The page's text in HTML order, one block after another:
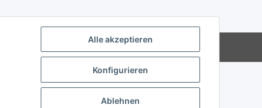
Alle akzeptieren
Konfigurieren
Ablehnen